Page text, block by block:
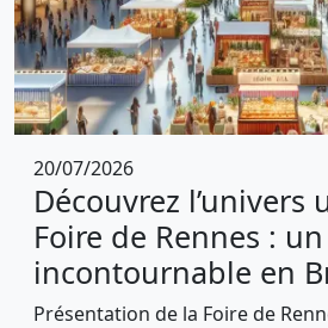
20/07/2026
Découvrez l’univers
Foire de Rennes :
incontournable en
Présentation de la Foire de